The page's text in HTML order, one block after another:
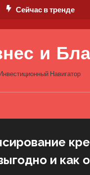
Сейчас в тренде
и
Навигатор
и как